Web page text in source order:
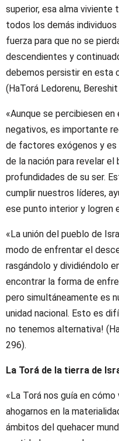
superior, esa alma viviente
todos los demás
fuerza para que no se
descendientes y
debemos persistir en esta
(HaTorá Ledorenu,
«Aunque se percibiesen
negativos, es importante
de factores exógenos y es
de la nación para revelar el
profundidades de su ser.
cumplir nuestros líderes,
ese punto interior y logren
«La unión del pueblo de
modo de enfrentar el
rasgándolo y dividiéndolo
encontrar la forma de
pero simultáneamente es
unidad nacional. Esto es
no tenemos alternativa!
296).
La Torá de la tierra de
«La Torá nos guía en
ahogarnos en la
ámbitos del quehacer